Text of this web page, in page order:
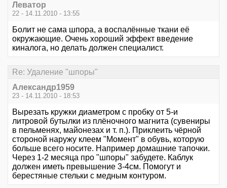
Леватор
22 - 14.11.2010 - 13:55
Болит не сама шпора, а воспалённые ткани её
окружающие. Очень хороший эффект введение
киналога, но делать должен специалист.
Re: Удаление "шпоры"
Александр1959
23 - 14.11.2010 - 18:53
Вырезать кружки диаметром с пробку от 5-и
литровой бутылки из плёночного магнита (сувениры
в пельменях, майонезах и т. п.). Приклеить чёрной
стороной наружу клеем "Момент" в обувь, которую
больше всего носите. Например домашние тапочки.
Через 1-2 месяца про "шпоры" забудете. Каблук
должен иметь превышение 3-4см. Помогут и
берестяные стельки с медным контуром.